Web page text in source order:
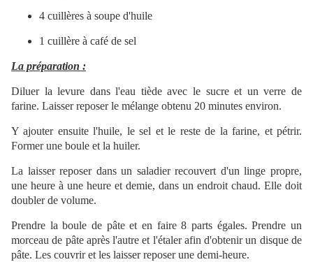
4 cuillères à soupe d'huile
1 cuillère à café de sel
La préparation :
Diluer la levure dans l'eau tiède avec le sucre et un verre de
farine. Laisser reposer le mélange obtenu 20 minutes environ.
Y ajouter ensuite l'huile, le sel et le reste de la farine, et pétrir.
Former une boule et la huiler.
La laisser reposer dans un saladier recouvert d'un linge propre,
une heure à une heure et demie, dans un endroit chaud. Elle doit
doubler de volume.
Prendre la boule de pâte et en faire 8 parts égales. Prendre un
morceau de pâte après l'autre et l'étaler afin d'obtenir un disque de
pâte. Les couvrir et les laisser reposer une demi-heure.